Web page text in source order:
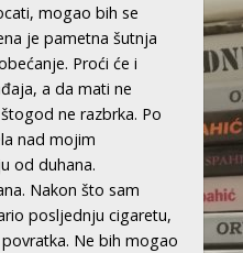
mogao bih se
je pametna šutnja
Proći će i
a da mati ne
ne razbrka. Po
nad mojim
od duhana.
Nakon što sam
posljednju cigaretu,
Ne bih mogao